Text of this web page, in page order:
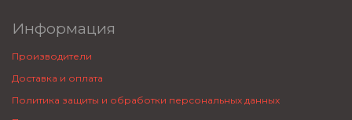
Информация
Производители
Доставка и оплата
Политика защиты и обработки персональных данных